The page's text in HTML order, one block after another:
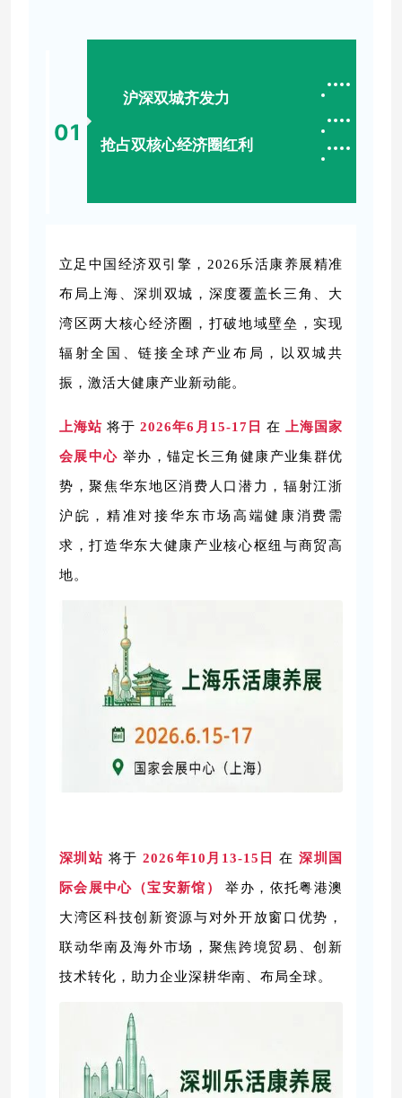
01
沪深双城齐发力
抢占双核心经济圈红利
立足中国经济双引擎，2026乐活康养展精准
布局上海、深圳双城，深度覆盖长三角、大
湾区两大核心经济圈，打破地域壁垒，实现
辐射全国、链接全球产业布局，以双城共
振，激活大健康产业新动能。
上海站 将于2026年6月15-17日 在 上海国家
会展中心 举办，锚定长三角健康产业集群优
势，聚焦华东地区消费人口潜力，辐射江浙
沪皖，精准对接华东市场高端健康消费需
求，打造华东大健康产业核心枢纽与商贸高
地。
深圳站 将于 2026年10月13-15日 在深圳国
际会展中心（宝安新馆） 举办，依托粤港澳
大湾区科技创新资源与对外开放窗口优势，
联动华南及海外市场，聚焦跨境贸易、创新
技术转化，助力企业深耕华南、布局全球。